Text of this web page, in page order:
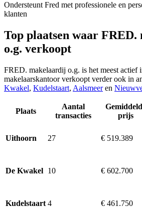
Ondersteunt Fred met professionele en
klanten
Top plaatsen waar
o.g. verkoopt
FRED. makelaardij o.g. is het meest actief
makelaarskantoor verkoopt verder ook in
Kwakel, Kudelstaart, Aalsmeeren
Plaats
Aantal
transacties
prijs
Uithoorn 27 € 519.389
De Kwakel 10 € 602.700
Kudelstaart 4 € 461.750